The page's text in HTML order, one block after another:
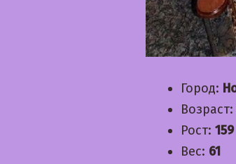
Город:
Возраст:
Рост: 159
Вес: 61